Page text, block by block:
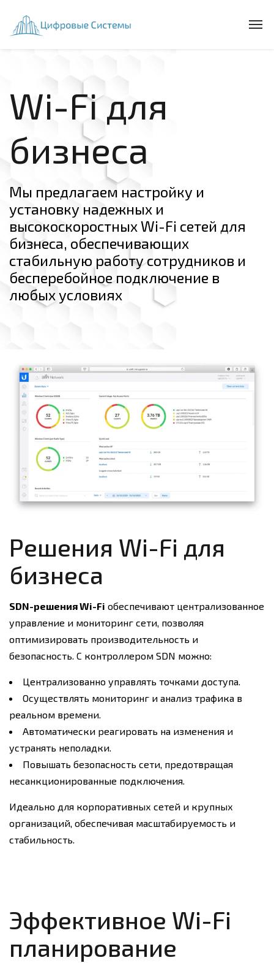
Wi-Fi для
бизнеса
Мы предлагаем настройку и
установку надежных и
высокоскоростных Wi-Fi сетей для
бизнеса, обеспечивающих
стабильную работу сотрудников и
бесперебойное подключение в
любых условиях
Решения Wi-Fi для
бизнеса
SDN-решения Wi-Fi обеспечивают централизованное
управление и мониторинг сети, позволяя
оптимизировать производительность и
безопасность. С контроллером SDN можно:
Централизованно управлять точками доступа.
Осуществлять мониторинг и анализ трафика в
реальном времени.
Автоматически реагировать на изменения и
устранять неполадки.
Повышать безопасность сети, предотвращая
несанкционированные подключения.
Идеально для корпоративных сетей и крупных
организаций, обеспечивая масштабируемость и
стабильность.
Эффективное Wi-Fi
планирование